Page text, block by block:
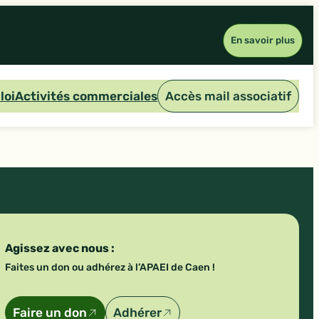
En savoir plus
Activités commerciales Accès mail associatif
Agissez avec nous :
Faites un don ou adhérez à l’APAEI de Caen !
Faire un don Adhérer